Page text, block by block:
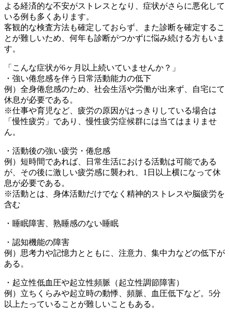
よる経済的な不安がストレスとなり、症状がさらに悪化して
いる例も多くあります。
客観的な検査方法も確定しておらず、また診断を確定するこ
とが難しいため、何年も診断がつかずに悩み続ける方もいま
す。
「こんな症状が6ヶ月以上続いていませんか？」
・強い倦怠感を伴う日常活動能力の低下
例）全身倦怠感のため、社会生活や労働が出来ず、自宅にて
休息が必要である。
※仕事や育児など、疲労の原因がはっきりしている場合は
「慢性疲労」であり、慢性疲労症候群には当てはまりませ
ん。
・活動後の強い疲労・倦怠感
例）短時間であれば、日常生活における活動は可能である
が、その後に激しい疲労感に襲われ、1日以上横になって休
息が必要である。
※活動とは、身体活動だけでなく精神的ストレスや脳疲労を
含む
・睡眠障害、熟睡感のない睡眠
・認知機能の障害
例）思考力や記憶力とともに、注意力、集中力などの低下が
ある。
・起立性低血圧や起立性頻脈（起立性調節障害）
例）立ちくらみや起立時の動悸、頻脈、血圧低下など。5分
以上たっていることが難しいこともある。